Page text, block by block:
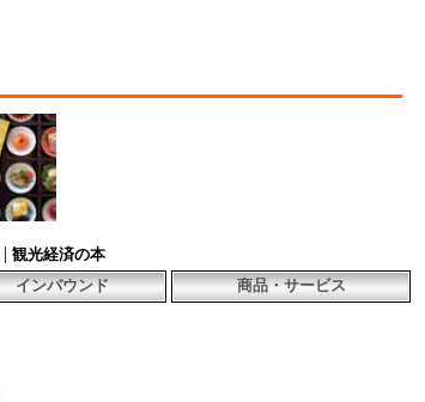
| 観光経済の本
インバウンド 商品・サービス